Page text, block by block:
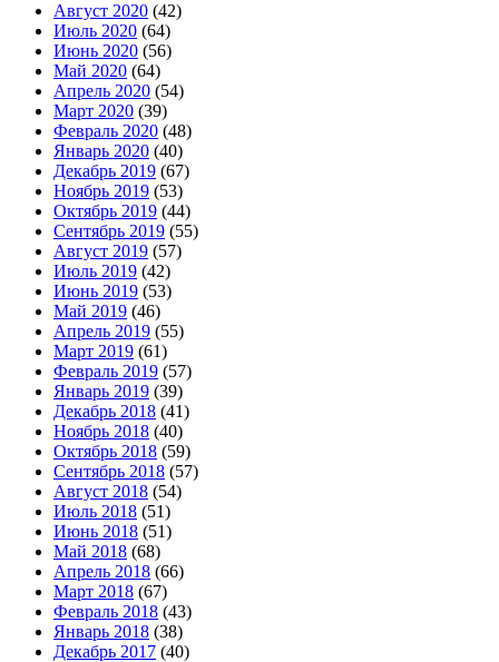
Август 2020 (42)
Июль 2020 (64)
Июнь 2020 (56)
Май 2020 (64)
Апрель 2020 (54)
Март 2020 (39)
Февраль 2020 (48)
Январь 2020 (40)
Декабрь 2019 (67)
Ноябрь 2019 (53)
Октябрь 2019 (44)
Сентябрь 2019 (55)
Август 2019 (57)
Июль 2019 (42)
Июнь 2019 (53)
Май 2019 (46)
Апрель 2019 (55)
Март 2019 (61)
Февраль 2019 (57)
Январь 2019 (39)
Декабрь 2018 (41)
Ноябрь 2018 (40)
Октябрь 2018 (59)
Сентябрь 2018 (57)
Август 2018 (54)
Июль 2018 (51)
Июнь 2018 (51)
Май 2018 (68)
Апрель 2018 (66)
Март 2018 (67)
Февраль 2018 (43)
Январь 2018 (38)
Декабрь 2017 (40)